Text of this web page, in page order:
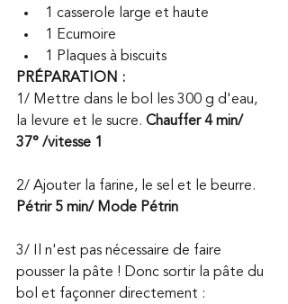
1 casserole large et haute
1 Ecumoire
1 Plaques à biscuits
PRÉPARATION :
1/ Mettre dans le bol les 300 g d'eau,
la levure et le sucre. Chauffer 4 min/
37° /vitesse 1
2/ Ajouter la farine, le sel et le beurre.
Pétrir 5 min/ Mode Pétrin
3/ Il n'est pas nécessaire de faire
pousser la pâte ! Donc sortir la pâte du
bol et façonner directement :